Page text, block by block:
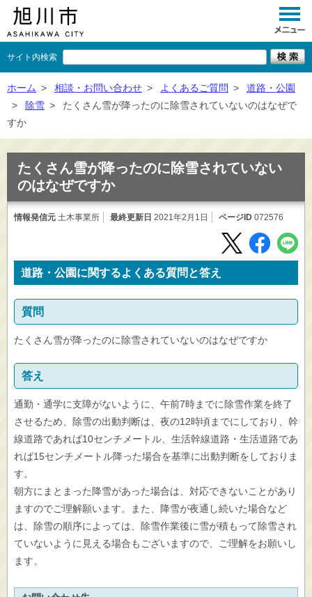
サイト内検索
くらし
事業者向け
施設一覧
×閉じる
ホーム > 相談・お問い合わせ > よくあるご質問 >
道路・公園
>
除雪 >
たくさん雪が降ったのに除雪されていないのはなぜで
すか
たくさん雪が降ったのに除雪されていない
のはなぜですか
情報発信元 土木事業所 最終更新日 2021年2月1日 ページID 072576
道路・公園に関するよくある質問と答え
質問
たくさん雪が降ったのに除雪されていないのはなぜですか
答え
通勤・通学に支障がないように、午前7時までに除雪作業を終了
させるため、除雪の出動判断は、夜の12時頃までにしており、幹
線道路であれば10センチメートル、生活幹線道路・生活道路であ
れば15センチメートル降った場合を基準に出動判断をしておりま
す。
朝方にまとまった降雪があった場合は、対応できないことがあり
ますのでご理解願います。また、降雪が夜通し続いた場合など
は、除雪の順序によっては、除雪作業後に雪が積もって除雪され
ていないように見える場合もございますので、ご理解をお願いし
ます。